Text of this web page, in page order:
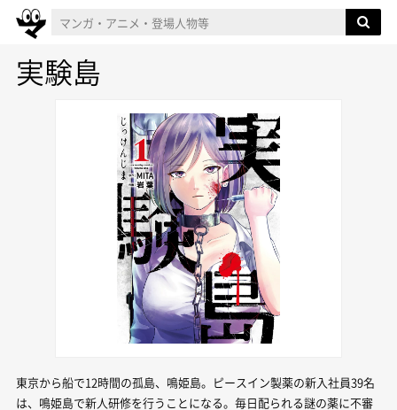
実験島
東京から船で12時間の孤島、鳴姫島。ピースイン製薬の新入社員39名
は、鳴姫島で新人研修を行うことになる。毎日配られる謎の薬に不審